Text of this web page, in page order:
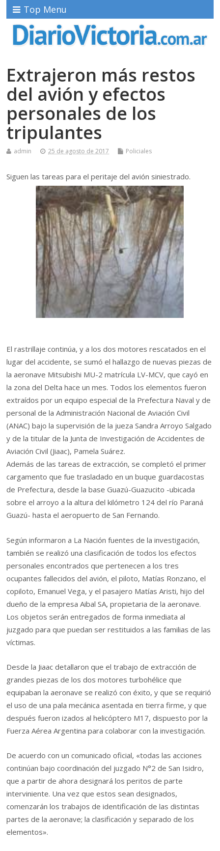
Top Menu
Extrajeron más restos
del avión y efectos
personales de los
tripulantes
admin 25 de agosto de 2017 Policiales
Siguen las tareas para el peritaje del avión siniestrado.
El rastrillaje continúa, y a los dos motores rescatados en el
lugar del accidente, se sumó el hallazgo de nuevas piezas de
la aeronave Mitsubishi MU-2 matrícula LV-MCV, que cayó en
la zona del Delta hace un mes. Todos los elementos fueron
extraídos por un equipo especial de la Prefectura Naval y de
personal de la Administración Nacional de Aviación Civil
(ANAC) bajo la supervisión de la jueza Sandra Arroyo Salgado
y de la titular de la Junta de Investigación de Accidentes de
Aviación Civil (Jiaac), Pamela Suárez.
Además de las tareas de extracción, se completó el primer
cargamento que fue trasladado en un buque guardacostas
de Prefectura, desde la base Guazú-Guazucito -ubicada
sobre el arroyo a la altura del kilómetro 124 del río Paraná
Guazú- hasta el aeropuerto de San Fernando.
Según informaron a La Nación fuentes de la investigación,
también se realizó una clasificación de todos los efectos
personales encontrados que pertenecen a los tres
ocupantes fallecidos del avión, el piloto, Matías Ronzano, el
copiloto, Emanuel Vega, y el pasajero Matías Aristi, hijo del
dueño de la empresa Aibal SA, propietaria de la aeronave.
Los objetos serán entregados de forma inmediata al
juzgado para que puedan ser restituidos a las familias de las
víctimas.
Desde la Jiaac detallaron que el trabajo de extracción de
grandes piezas de los dos motores turbohélice que
equipaban la aeronave se realizó con éxito, y que se requirió
el uso de una pala mecánica asentada en tierra firme, y que
después fueron izados al helicóptero M17, dispuesto por la
Fuerza Aérea Argentina para colaborar con la investigación.
De acuerdo con un comunicado oficial, «todas las acciones
continúan bajo coordinación del juzgado N°2 de San Isidro,
que a partir de ahora designará los peritos de parte
interviniente. Una vez que estos sean designados,
comenzarán los trabajos de identificación de las distintas
partes de la aeronave; la clasificación y separado de los
elementos».